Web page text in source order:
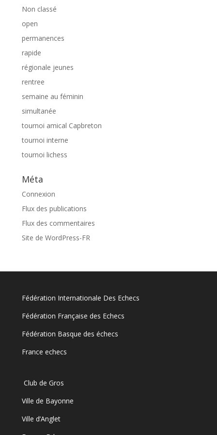
Non classé
open
permanences
rapide
régionale jeunes
rentree
semaine au féminin
simultanée
tournoi amical Capbreton
tournoi interne
tournoi lichess
Méta
Connexion
Flux des publications
Flux des commentaires
Site de WordPress-FR
Fédération Internationale Des Echecs
Fédération Française des Echecs
Fédération Basque des échecs
France echecs
Club de Gros
Ville de Bayonne
Ville d’Anglet